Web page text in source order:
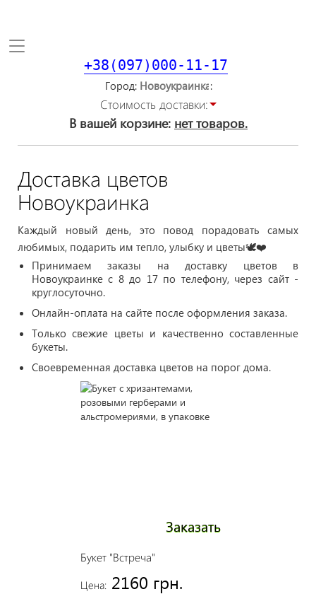
Toggle
+38(097)000-11-17
Город
Стоимость доставки:
В вашей корзине: нет товаров.
Доставка цветов
Новоукраинка
Каждый новый день, это повод порадовать самых
любимых, подарить им тепло, улыбку и цветы🕊❤️
Принимаем заказы на доставку цветов в
Новоукраинке с 8 до 17 по телефону, через сайт -
круглосуточно.
Онлайн-оплата на сайте после оформления заказа.
Только свежие цветы и качественно составленные
букеты.
Своевременная доставка цветов на порог дома.
Букет "Встреча"
Цена: 2160 грн.
Заказать